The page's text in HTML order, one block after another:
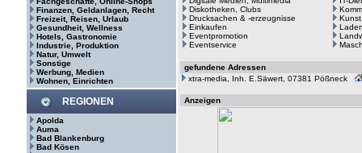
Finanzen, Geldanlagen, Recht
Freizeit, Reisen, Urlaub
Gesundheit, Wellness
Hotels, Gastronomie
Industrie, Produktion
Natur, Umwelt
Sonstige
Werbung, Medien
Wohnen, Einrichten
REGIONEN
Apolda
Auma
Bad Blankenburg
Bad Kösen
Diskotheken, Clubs
Drucksachen & -erzeugnisse
Einkaufen
Eventpromotion
Eventservice
Kunst
gefundene Adressen
xtra-media, Inh. E.Säwert, 07381 Pößneck
Anzeigen